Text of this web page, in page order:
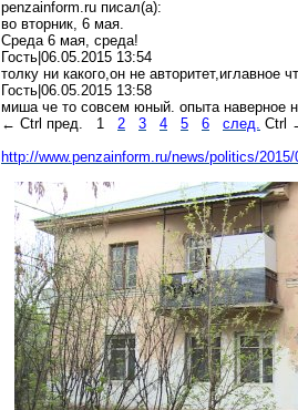
penzainform.ru писал(a):
во вторник, 6 мая.
Среда 6 мая, среда!
Гость|06.05.2015 13:54
толку ни какого,он не
Гость|06.05.2015 13:58
миша че то совсем юный. опыта наверное
← Ctrl пред.
1 2 3 4 5 6 след. Ctrl
http://www.penzainform.ru/news/politics/